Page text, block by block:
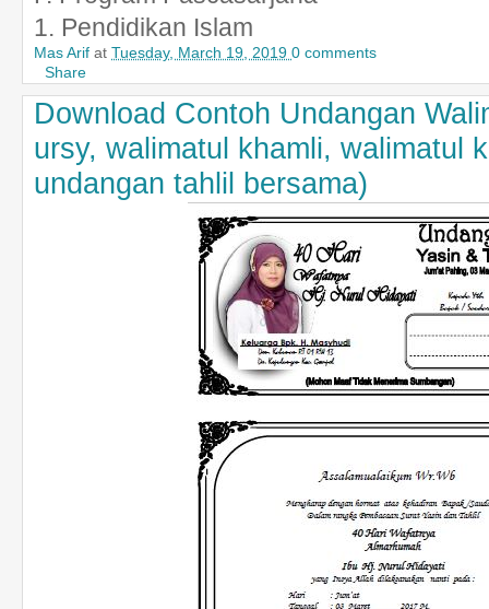
1. Pendidikan Islam
Mas Arif at Tuesday, March 19, 2019 0 comments
Share
Download Contoh Undangan
ursy, walimatul khamli, walimatul
undangan tahlil bersama)